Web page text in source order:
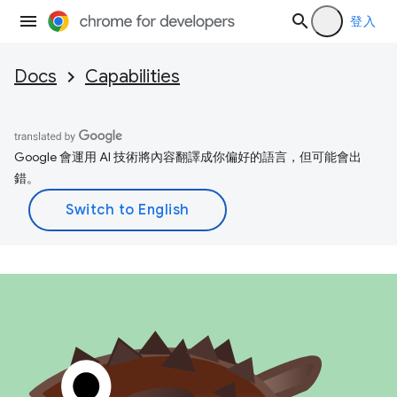
登入
Docs Capabilities
Google 會運用 AI 技術將內容翻譯成你偏好的語言，但可能會出
錯。